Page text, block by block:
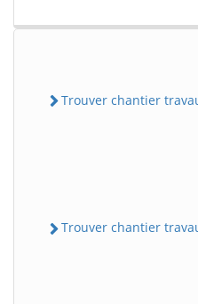
Trouver chantier
Trouver chantier